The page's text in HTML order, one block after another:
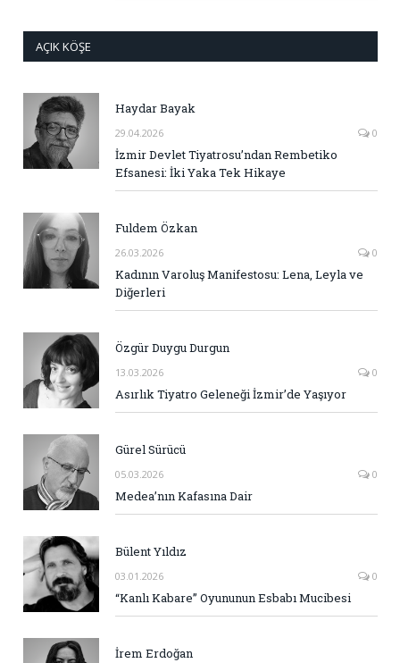
AÇIK KÖŞE
Haydar Bayak
29.04.2026 0
İzmir Devlet Tiyatrosu’ndan Rembetiko
Efsanesi: İki Yaka Tek Hikaye
Fuldem Özkan
26.03.2026 0
Kadının Varoluş Manifestosu: Lena, Leyla ve
Diğerleri
Özgür Duygu Durgun
13.03.2026 0
Asırlık Tiyatro Geleneği İzmir’de Yaşıyor
Gürel Sürücü
05.03.2026 0
Medea’nın Kafasına Dair
Bülent Yıldız
03.01.2026 0
“Kanlı Kabare” Oyununun Esbabı Mucibesi
İrem Erdoğan